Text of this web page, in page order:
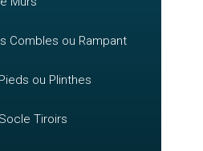
Combles ou Rampant
ou Plinthes
Tiroirs